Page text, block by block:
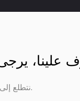
نتطلع إلى العمل معك بإخلاص.